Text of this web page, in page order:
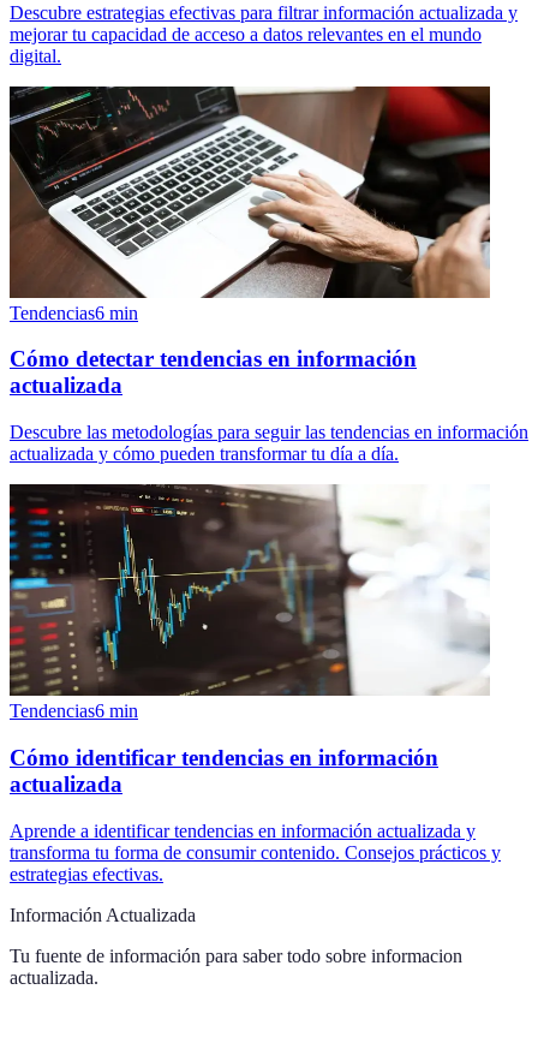
Descubre estrategias efectivas para filtrar información actualizada y
mejorar tu capacidad de acceso a datos relevantes en el mundo
digital.
Tendencias6 min
Cómo detectar tendencias en información
actualizada
Descubre las metodologías para seguir las tendencias en información
actualizada y cómo pueden transformar tu día a día.
Tendencias6 min
Cómo identificar tendencias en información
actualizada
Aprende a identificar tendencias en información actualizada y
transforma tu forma de consumir contenido. Consejos prácticos y
estrategias efectivas.
Información Actualizada
Tu fuente de información para saber todo sobre informacion
actualizada.